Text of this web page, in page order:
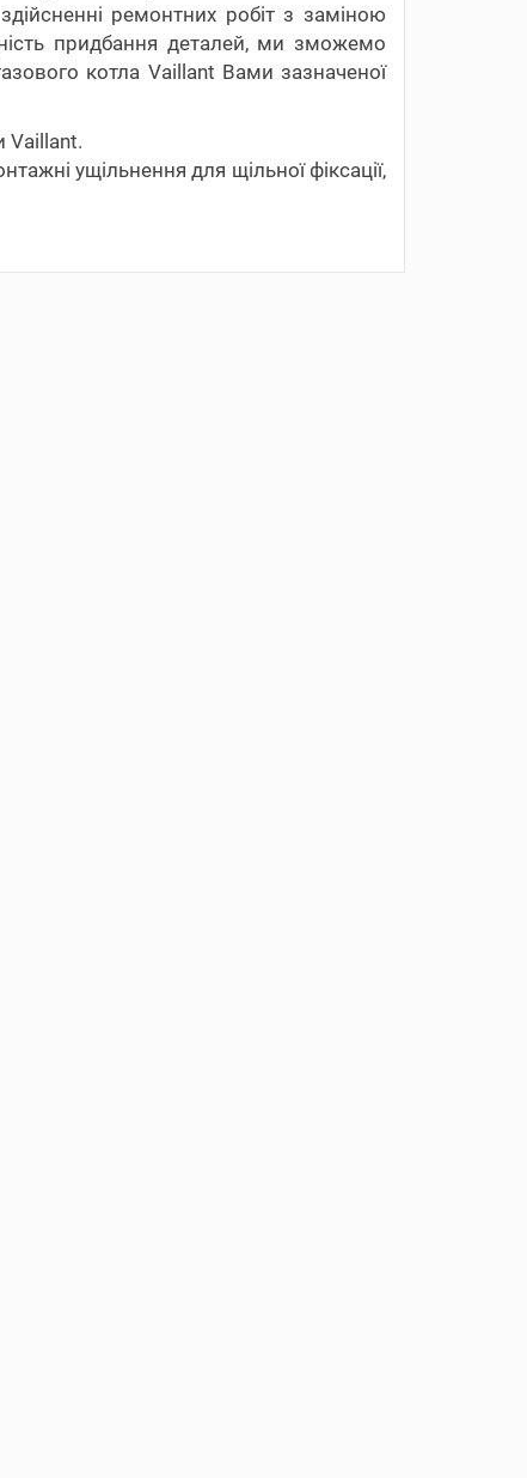
ремонтних робіт з заміною
придбання деталей, ми зможемо
котла Vaillant Вами зазначеної
Vaillant.
ущільнення для щільної фіксації,